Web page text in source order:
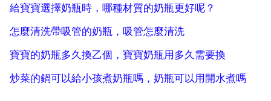
給寶寶選擇奶瓶時，哪種材質的奶瓶更好呢？
怎麼清洗帶吸管的奶瓶，吸管怎麼清洗
寶寶的奶瓶多久換乙個，寶寶奶瓶用多久需要換
炒菜的鍋可以給小孩煮奶瓶嗎，奶瓶可以用開水煮嗎